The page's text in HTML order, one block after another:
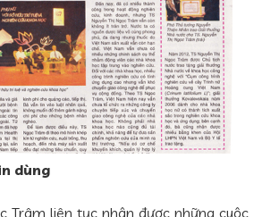
dùng
Trâm liên tục nhận được những cuộc